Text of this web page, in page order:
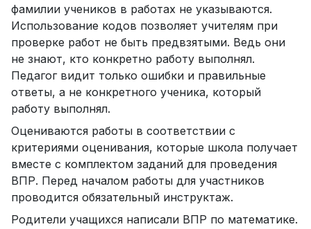
фамилии учеников в работах не указываются.
Использование кодов позволяет учителям при
проверке работ не быть предвзятыми. Ведь они
не знают, кто конкретно работу выполнял.
Педагог видит только ошибки и правильные
ответы, а не конкретного ученика, который
работу выполнял.
Оцениваются работы в соответствии с
критериями оценивания, которые школа получает
вместе с комплектом заданий для проведения
ВПР. Перед началом работы для участников
проводится обязательный инструктаж.
Родители учащихся написали ВПР по математике.